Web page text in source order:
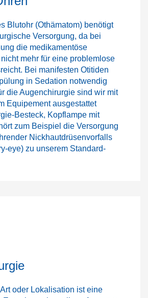
Blutohr (Othämatom) benötigt
Versorgung, da bei
die medikamentöse
mehr für eine problemlose
Bei manifesten Otitiden
in Sedation notwendig
die Augenchirurgie sind wir mit
Equipement ausgestattet
Besteck, Kopflampe mit
zum Beispiel die Versorgung
Nickhautdrüsenvorfalls
eye) zu unserem Standard-
oder Lokalisation ist eine